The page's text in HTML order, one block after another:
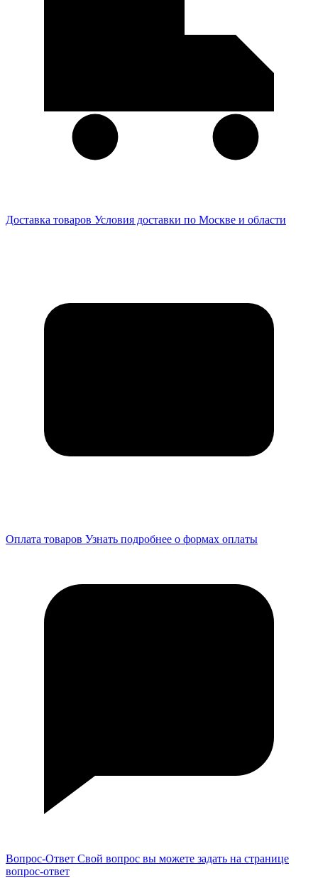
Доставка товаров Условия доставки по Москве и области
Оплата товаров Узнать подробнее о формах оплаты
Вопрос-Ответ Свой вопрос вы можете задать на странице
вопрос-ответ